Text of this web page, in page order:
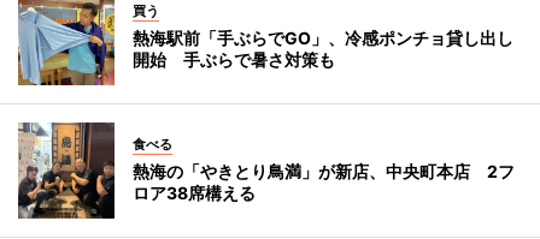
買う
熱海駅前「手ぶらでGO」、冷感ポンチョ貸し出し
開始 手ぶらで暑さ対策も
食べる
熱海の「やきとり鳥満」が新店、中央町本店 2フ
ロア38席構える